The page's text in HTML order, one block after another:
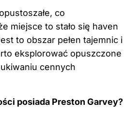
co
miejsce to stało się haven
to obszar pełen tajemnic i
eksplorować opuszczone
cennych
posiada Preston Garvey?